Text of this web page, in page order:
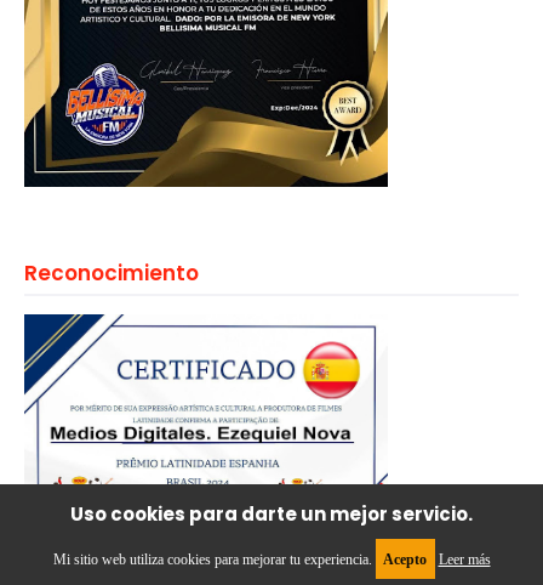
Reconocimiento
Uso cookies para darte un mejor servicio.
Mi sitio web utiliza cookies para mejorar tu experiencia. Acepto Leer más